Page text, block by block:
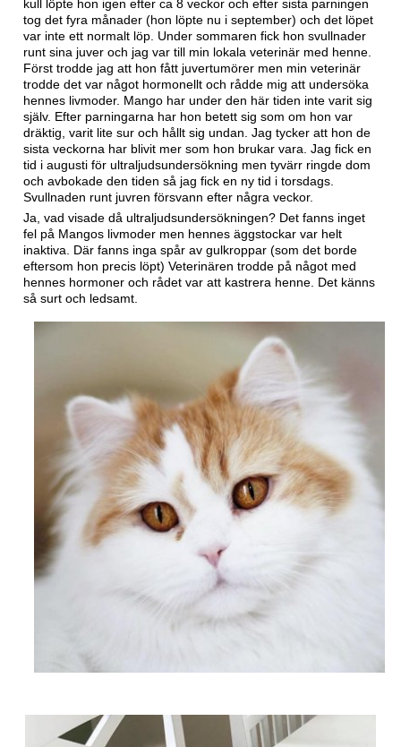
kull löpte hon igen efter ca 8 veckor och efter sista parningen
tog det fyra månader (hon löpte nu i september) och det löpet
var inte ett normalt löp. Under sommaren fick hon svullnader
runt sina juver och jag var till min lokala veterinär med henne.
Först trodde jag att hon fått juvertumörer men min veterinär
trodde det var något hormonellt och rådde mig att undersöka
hennes livmoder. Mango har under den här tiden inte varit sig
själv. Efter parningarna har hon betett sig som om hon var
dräktig, varit lite sur och hållt sig undan. Jag tycker att hon de
sista veckorna har blivit mer som hon brukar vara. Jag fick en
tid i augusti för ultraljudsundersökning men tyvärr ringde dom
och avbokade den tiden så jag fick en ny tid i torsdags.
Svullnaden runt juvren försvann efter några veckor.
Ja, vad visade då ultraljudsundersökningen? Det fanns inget
fel på Mangos livmoder men hennes äggstockar var helt
inaktiva. Där fanns inga spår av gulkroppar (som det borde
eftersom hon precis löpt) Veterinären trodde på något med
hennes hormoner och rådet var att kastrera henne. Det känns
så surt och ledsamt.